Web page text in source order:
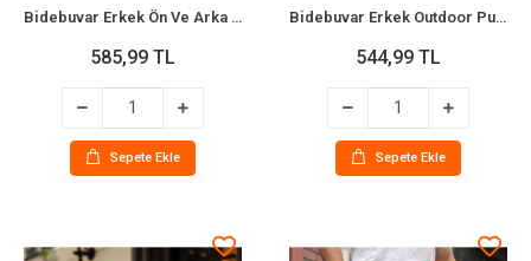
Bidebuvar Erkek Ön Ve Arka Tokyo Kuş Çiçek Baskılı Oversize T-Shirt - Ekru
585,99 TL
Sepete Ekle
Bidebuvar Erkek Outdoor Pusula Dağ Baskılı Kısa Kollu Oversize T-Shirt - Siyah
544,99 TL
Sepete Ekle